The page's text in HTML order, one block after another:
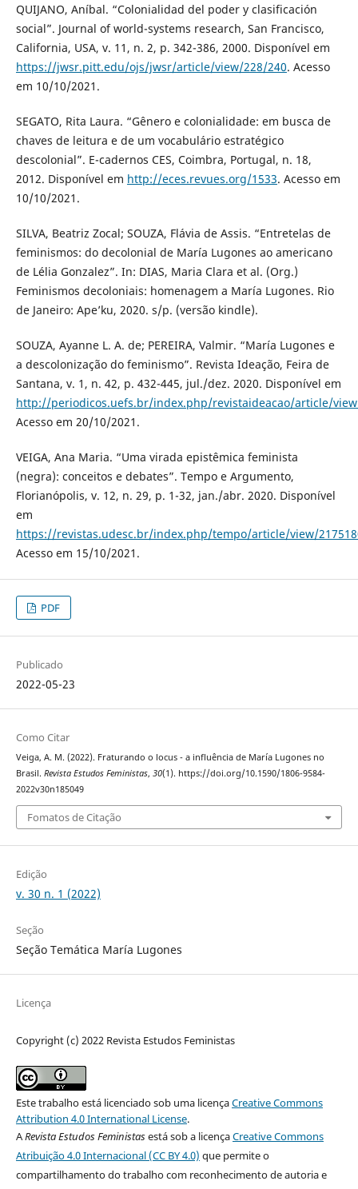
QUIJANO, Aníbal. “Colonialidad del poder y clasificación
social”. Journal of world-systems research, San Francisco,
California, USA, v. 11, n. 2, p. 342-386, 2000. Disponível em
https://jwsr.pitt.edu/ojs/jwsr/article/view/228/240. Acesso
em 10/10/2021.
SEGATO, Rita Laura. “Gênero e colonialidade: em busca de
chaves de leitura e de um vocabulário estratégico
descolonial”. E-cadernos CES, Coimbra, Portugal, n. 18,
2012. Disponível em http://eces.revues.org/1533. Acesso em
10/10/2021.
SILVA, Beatriz Zocal; SOUZA, Flávia de Assis. “Entretelas de
feminismos: do decolonial de María Lugones ao americano
de Lélia Gonzalez”. In: DIAS, Maria Clara et al. (Org.)
Feminismos decoloniais: homenagem a María Lugones. Rio
de Janeiro: Ape’ku, 2020. s/p. (versão kindle).
SOUZA, Ayanne L. A. de; PEREIRA, Valmir. “María Lugones e
a descolonização do feminismo”. Revista Ideação, Feira de
Santana, v. 1, n. 42, p. 432-445, jul./dez. 2020. Disponível em
http://periodicos.uefs.br/index.php/revistaideacao/article/
Acesso em 20/10/2021.
VEIGA, Ana Maria. “Uma virada epistêmica feminista
(negra): conceitos e debates”. Tempo e Argumento,
Florianópolis, v. 12, n. 29, p. 1-32, jan./abr. 2020. Disponível
em
https://revistas.udesc.br/index.php/tempo/article/view/
Acesso em 15/10/2021.
PDF
Publicado
2022-05-23
Como Citar
Veiga, A. M. (2022). Fraturando o locus - a influência de María Lugones no
Brasil. Revista Estudos Feministas, 30(1). https://doi.org/10.1590/1806-9584-
2022v30n185049
Fomatos de Citação
Edição
v. 30 n. 1 (2022)
Seção
Seção Temática María Lugones
Licença
Copyright (c) 2022 Revista Estudos Feministas
Este trabalho está licenciado sob uma licençaCreative Commons
Attribution 4.0 International License.
ARevista Estudos Feministasestá sob a licençaCreative Commons
Atribuição 4.0 Internacional (CC BY 4.0) que permite o
compartilhamento do trabalho com reconhecimento de autoria e